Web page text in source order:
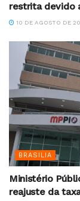
restrita devido
10 DE AGOSTO DE
BRASILIA
Ministério
reajuste da